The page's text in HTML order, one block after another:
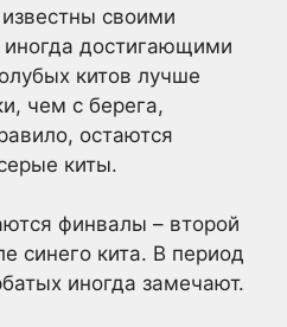
своими
достигающими
китов лучше
чем с берега,
остаются
киты.
финвалы – второй
синего кита. В период
иногда замечают.